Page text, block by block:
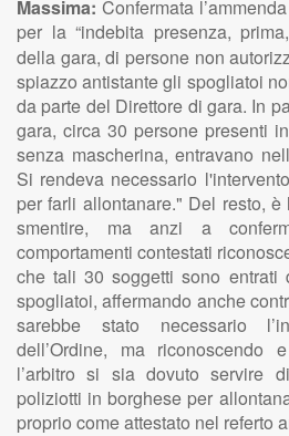
Massima:Confermata
per la “indebita presenza,
della gara, di persone non
spiazzo antistante gli spogliatoi
da parte del Direttore di gara. In
gara, circa 30 persone presenti
senza mascherina, entravano
Si rendeva necessario
per farli allontanare." Del resto,
smentire, ma anzi a
comportamenti contestati
che tali 30 soggetti sono entrati
spogliatoi, affermando anche
sarebbe stato necessario
dell’Ordine, ma riconoscendo
l’arbitro si sia dovuto servire
poliziotti in borghese per
proprio come attestato nel referto